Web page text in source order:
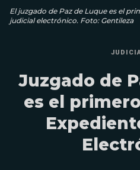
El juzgado de Paz de Luque es el
judicial electrónico. Foto: Gentileza
Juzgado de
es el